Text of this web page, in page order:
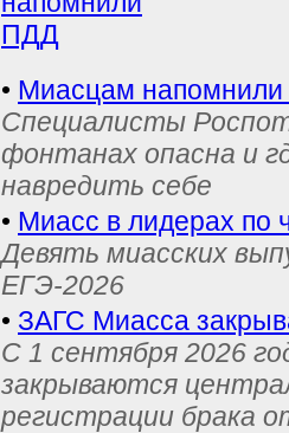
ПДД
• Миасцам напомнили
Специалисты
фонтанах опасна и
навредить себе
• Миасс в лидерах по
Девять миасских
ЕГЭ-2026
• ЗАГС Миасса
С 1 сентября 2026
закрываются
регистрации брака